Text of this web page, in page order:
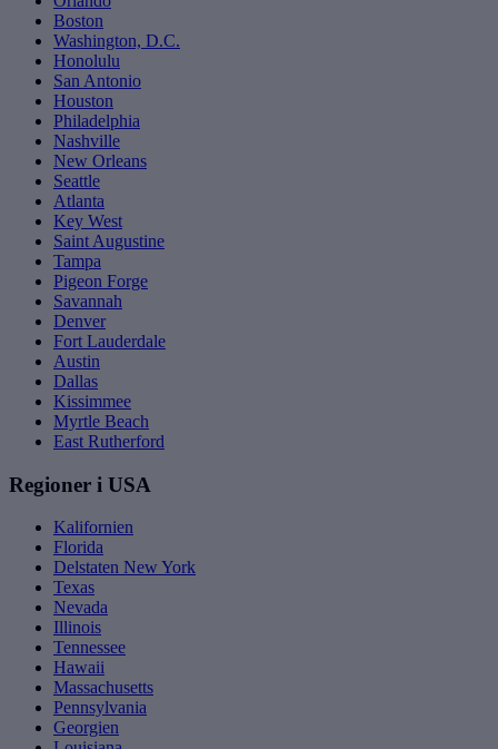
Boston
Washington, D.C.
Honolulu
San Antonio
Houston
Philadelphia
Nashville
New Orleans
Seattle
Atlanta
Key West
Saint Augustine
Tampa
Pigeon Forge
Savannah
Denver
Fort Lauderdale
Austin
Dallas
Kissimmee
Myrtle Beach
East Rutherford
Regioner i USA
Kalifornien
Florida
Delstaten New York
Texas
Nevada
Illinois
Tennessee
Hawaii
Massachusetts
Pennsylvania
Georgien